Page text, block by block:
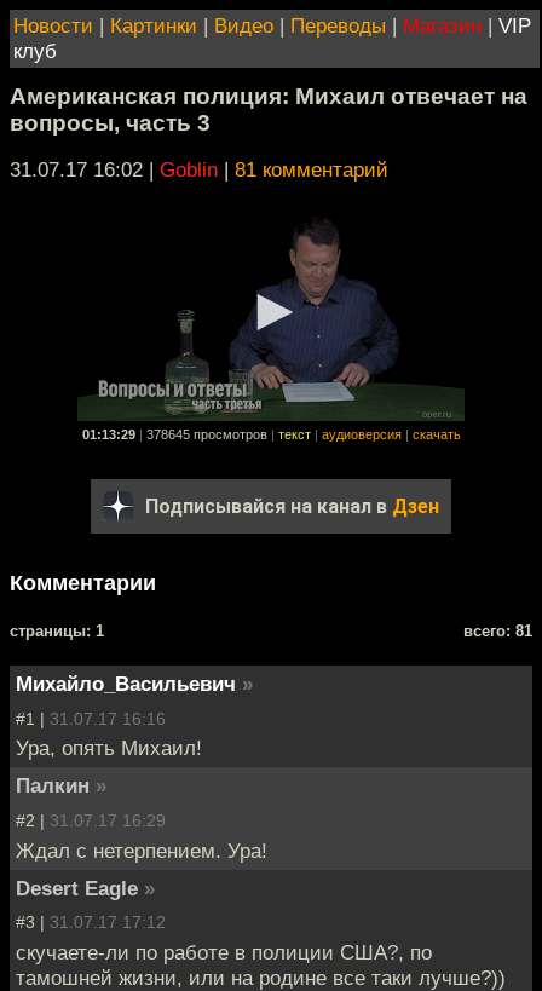
Новости | Картинки | Видео | Переводы | Магазин | VIP
клуб
Американская полиция: Михаил отвечает на
вопросы, часть 3
31.07.17 16:02 | Goblin | 81 комментарий
01:13:29 378645 просмотров текст аудиоверсия скачать
Подписывайся на канал в Дзен
Комментарии
cтраницы: 1 всего: 81
Михайло_Васильевич »
#1 | 31.07.17 16:16
Ура, опять Михаил!
Палкин »
#2 | 31.07.17 16:29
Ждал с нетерпением. Ура!
Desert Eagle »
#3 | 31.07.17 17:12
скучаете-ли по работе в полиции США?, по
тамошней жизни, или на родине все таки лучше?))